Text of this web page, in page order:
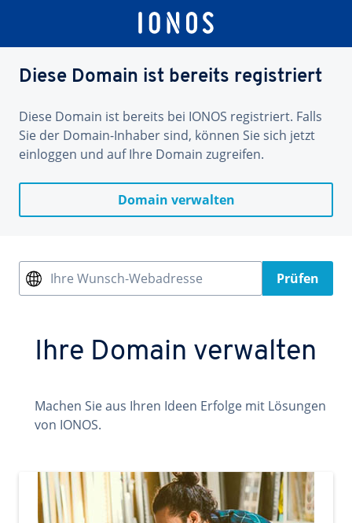
Diese Domain ist bereits registriert
Diese Domain ist bereits bei IONOS registriert. Falls
Sie der Domain-Inhaber sind, können Sie sich jetzt
einloggen und auf Ihre Domain zugreifen.
Domain verwalten
Ihre Wunsch-Webadresse Prüfen
Ihre Domain verwalten
Machen Sie aus Ihren Ideen Erfolge mit Lösungen
von IONOS.